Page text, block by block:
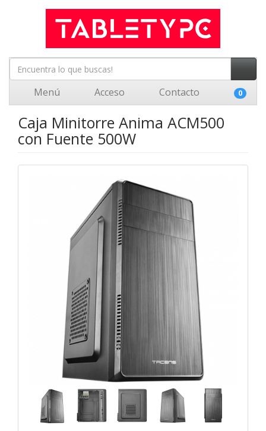
Menú Acceso Contacto 0
Caja Minitorre Anima ACM500
con Fuente 500W